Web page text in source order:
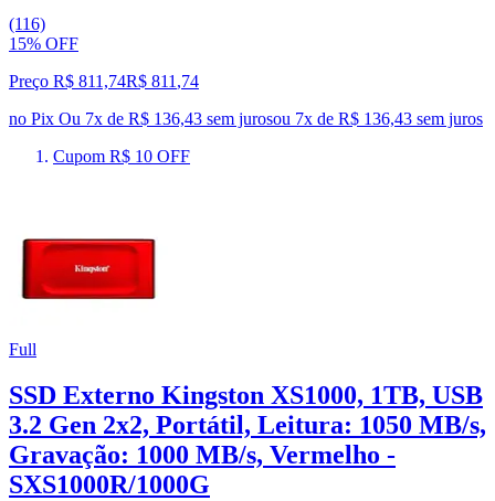
(116)
15% OFF
Preço R$ 811,74R$ 811 ,74
no Pix Ou 7x de R$ 136,43 sem jurosou 7x de R$ 136,43 sem juros
Cupom R$ 10 OFF
Full
SSD Externo Kingston XS1000, 1TB, USB
3.2 Gen 2x2, Portátil, Leitura: 1050 MB/s,
Gravação: 1000 MB/s, Vermelho -
SXS1000R/1000G